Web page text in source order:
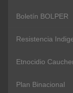
Boletín BOLPER
Resistencia
Etnocidio
Plan Binacional